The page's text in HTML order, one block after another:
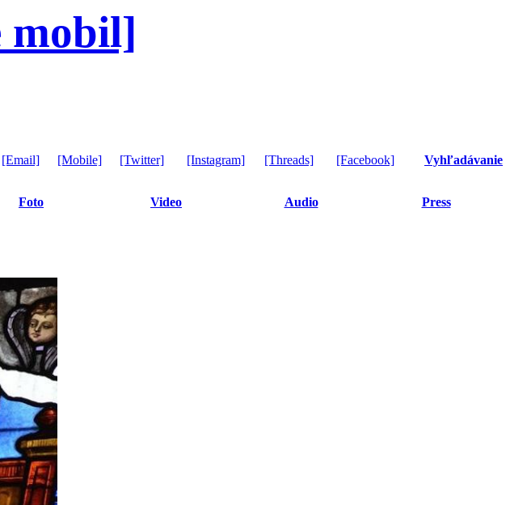
mobil]
[Email] [Mobile] [Twitter] [Instagram] [Threads] [Facebook] Vyhľadávanie
Foto Video Audio Press